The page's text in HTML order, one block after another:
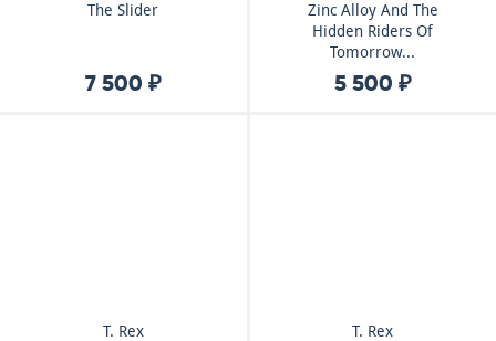
The Slider
7 500 ₽
Zinc Alloy And The
Hidden Riders Of
Tomorrow...
5 500 ₽
T. Rex
T. Rex